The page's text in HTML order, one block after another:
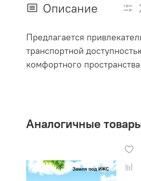
Описание
Предлагается
транспортной
комфортного
Аналогичные